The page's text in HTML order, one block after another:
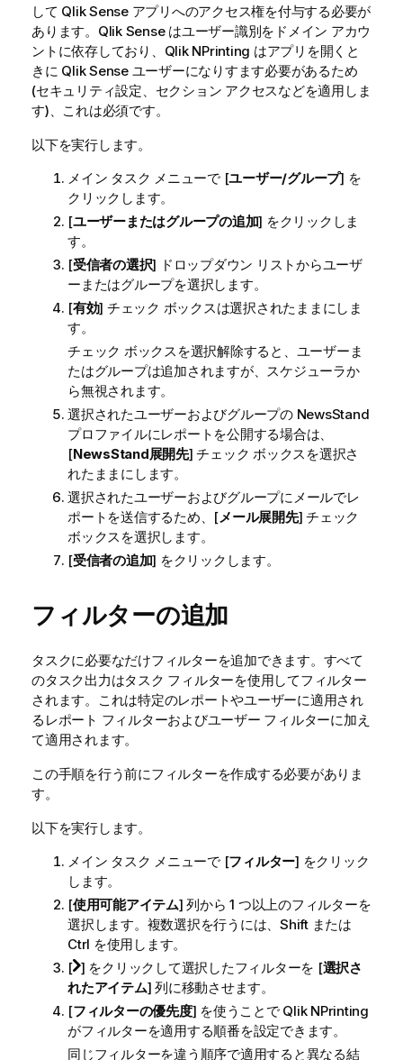
して Qlik Senseアプリへのアクセス権を付与する必要が
あります。 Qlik Senseはユーザー識別をドメイン アカウ
ントに依存しており、 Qlik NPrinting はアプリを開くと
きに Qlik Senseユーザーになりすます必要があるため
(セキュリティ設定、セクション アクセスなどを適用しま
す)、これは必須です。
以下を実行します。
メイン タスク メニューで [ユーザー/グループ] を
クリックします。
[ユーザーまたはグループの追加] をクリックしま
す。
[受信者の選択] ドロップダウン リストからユーザ
ーまたはグループを選択します。
[有効] チェック ボックスは選択されたままにしま
す。
チェック ボックスを選択解除すると、ユーザーま
たはグループは追加されますが、スケジューラか
ら無視されます。
選択されたユーザーおよびグループの NewsStand
プロファイルにレポートを公開する場合は、
[NewsStand展開先] チェック ボックスを選択さ
れたままにします。
選択されたユーザーおよびグループにメールでレ
ポートを送信するため、[メール展開先] チェック
ボックスを選択します。
[受信者の追加] をクリックします。
フィルターの追加
タスクに必要なだけフィルターを追加できます。すべて
のタスク出力はタスク フィルターを使用してフィルター
されます。これは特定のレポートやユーザーに適用され
るレポート フィルターおよびユーザー フィルターに加え
て適用されます。
この手順を行う前にフィルターを作成する必要がありま
す。
以下を実行します。
メイン タスク メニューで [フィルター] をクリック
します。
[使用可能アイテム] 列から 1 つ以上のフィルターを
選択します。複数選択を行うには、Shift または
Ctrl を使用します。
[ ] をクリックして選択したフィルターを [選択さ
れたアイテム] 列に移動させます。
[フィルターの優先度] を使うことで Qlik NPrinting
がフィルターを適用する順番を設定できます。
同じフィルターを違う順序で適用すると異なる結